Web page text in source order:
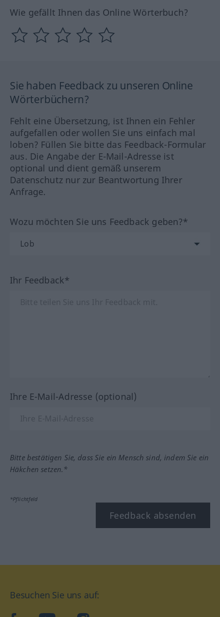
Wie gefällt Ihnen das Online Wörterbuch?
Sie haben Feedback zu unseren Online
Wörterbüchern?
Fehlt eine Übersetzung, ist Ihnen ein Fehler
aufgefallen oder wollen Sie uns einfach mal
loben? Füllen Sie bitte das Feedback-Formular
aus. Die Angabe der E-Mail-Adresse ist
optional und dient gemäß unserem
Datenschutz nur zur Beantwortung Ihrer
Anfrage.
Wozu möchten Sie uns Feedback geben?*
Ihr Feedback*
Ihre E-Mail-Adresse (optional)
Bitte bestätigen Sie, dass Sie ein Mensch sind, indem Sie ein
Häkchen setzen.*
*Pflichtfeld
Feedback absenden
Besuchen Sie uns auf: